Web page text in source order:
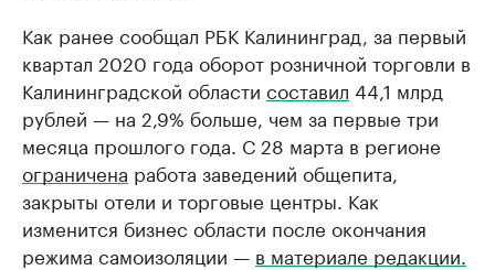
Как ранее сообщал РБК Калининград, за первый
квартал 2020 года оборот розничной торговли в
Калининградской области составил 44,1 млрд
рублей — на 2,9% больше, чем за первые три
месяца прошлого года. С 28 марта в регионе
ограничена работа заведений общепита,
закрыты отели и торговые центры. Как
изменится бизнес области после окончания
режима самоизоляции — в материале редакции.